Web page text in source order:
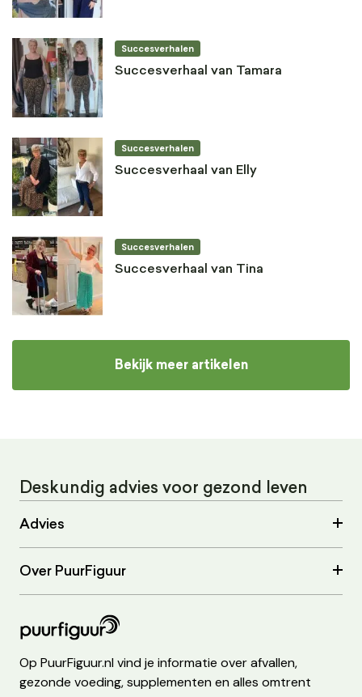
Succesverhalen
Succesverhaal van Tamara
Succesverhalen
Succesverhaal van Elly
Succesverhalen
Succesverhaal van Tina
Bekijk meer artikelen
Deskundig advies voor gezond leven
Advies
Over PuurFiguur
Op PuurFiguur.nl vind je informatie over afvallen,
gezonde voeding, supplementen en alles omtrent